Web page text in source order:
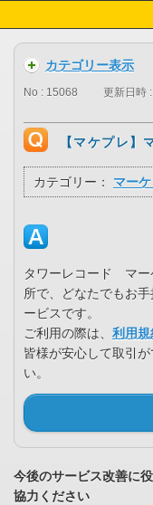
カテゴリー表示
No : 15068 更新日時
【マケプレ】
カテゴリー： マー
タワーレコード マー
所で、どなたでもお
ービスです。
ご利用の際は、 利用規
皆様が安心して取引
い。
今後のサービス改善に
協力ください